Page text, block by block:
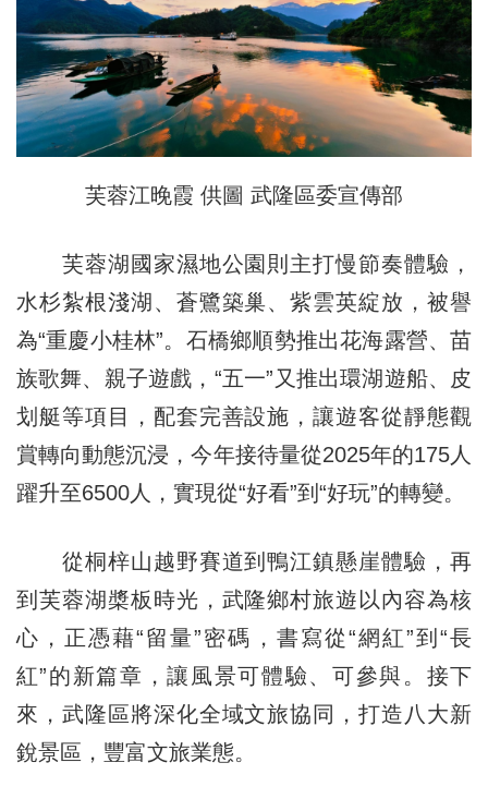
芙蓉江晚霞 供圖 武隆區委宣傳部
芙蓉湖國家濕地公園則主打慢節奏體驗，
水杉紮根淺湖、蒼鷺築巢、紫雲英綻放，被譽
為“重慶小桂林”。石橋鄉順勢推出花海露營、苗
族歌舞、親子遊戲，“五一”又推出環湖遊船、皮
划艇等項目，配套完善設施，讓遊客從靜態觀
賞轉向動態沉浸，今年接待量從2025年的175人
躍升至6500人，實現從“好看”到“好玩”的轉變。
從桐梓山越野賽道到鴨江鎮懸崖體驗，再
到芙蓉湖槳板時光，武隆鄉村旅遊以內容為核
心，正憑藉“留量”密碼，書寫從“網紅”到“長
紅”的新篇章，讓風景可體驗、可參與。接下
來，武隆區將深化全域文旅協同，打造八大新
銳景區，豐富文旅業態。